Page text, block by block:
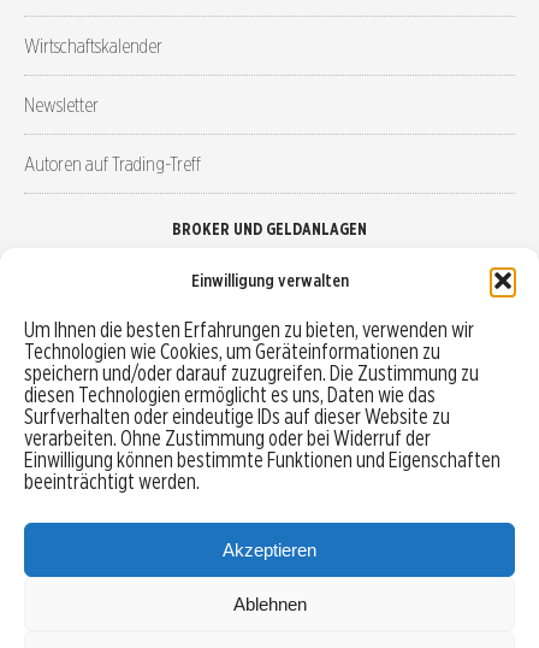
Einwilligung verwalten
Um Ihnen die besten Erfahrungen zu bieten, verwenden wir
Technologien wie Cookies, um Geräteinformationen zu
speichern und/oder darauf zuzugreifen. Die Zustimmung zu
diesen Technologien ermöglicht es uns, Daten wie das
Surfverhalten oder eindeutige IDs auf dieser Website zu
verarbeiten. Ohne Zustimmung oder bei Widerruf der
Einwilligung können bestimmte Funktionen und Eigenschaften
beeinträchtigt werden.
Akzeptieren
Ablehnen
Wirtschaftskalender
Newsletter
Autoren auf Trading-Treff
BROKER UND GELDANLAGEN
Robo-Advisor vergleichen
Depotvergleich
Festgeld vergleichen
Tagesgeld vergleichen